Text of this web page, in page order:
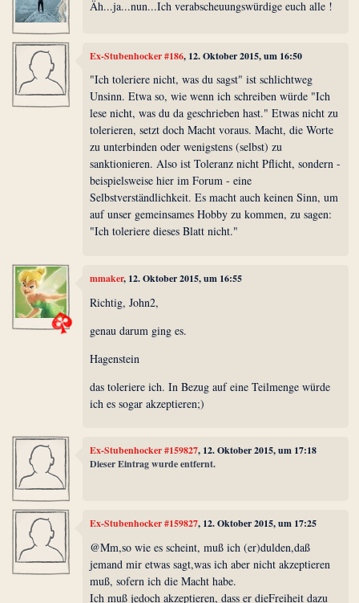
Äh...ja...nun...Ich verabscheuungswürdige euch alle !
Ex-Stubenhocker #186, 12. Oktober 2015, um 16:50
"Ich toleriere nicht, was du sagst" ist schlichtweg
Unsinn. Etwa so, wie wenn ich schreiben würde "Ich
lese nicht, was du da geschrieben hast." Etwas nicht zu
tolerieren, setzt doch Macht voraus. Macht, die Worte
zu unterbinden oder wenigstens (selbst) zu
sanktionieren. Also ist Toleranz nicht Pflicht, sondern -
beispielsweise hier im Forum - eine
Selbstverständlichkeit. Es macht auch keinen Sinn, um
auf unser gemeinsames Hobby zu kommen, zu sagen:
"Ich toleriere dieses Blatt nicht."
mmaker, 12. Oktober 2015, um 16:55
Richtig, John2,
genau darum ging es.
Hagenstein
das toleriere ich. In Bezug auf eine Teilmenge würde
ich es sogar akzeptieren;)
Ex-Stubenhocker #159827, 12. Oktober 2015, um 17:18
Dieser Eintrag wurde entfernt.
Ex-Stubenhocker #159827, 12. Oktober 2015, um 17:25
@Mm,so wie es scheint, muß ich (er)dulden,daß
jemand mir etwas sagt,was ich aber nicht akzeptieren
muß, sofern ich die Macht habe.
Ich muß jedoch akzeptieren, dass er dieFreiheit dazu